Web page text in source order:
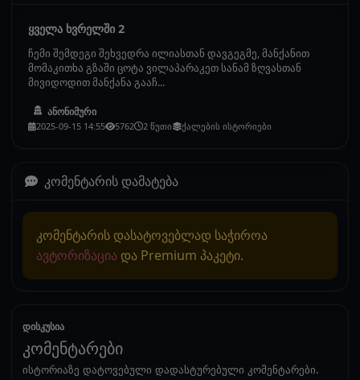
ყველა ხვრელში 2
ჩემი შემდეგი შეხვედრა ილიასთან დავგეგმე, მანქანით
მომაკითხა გზაში ცოტა ვილაპარაკეთ სანამ ზღვასთან
მივიდოდით მანქანა გააჩ...
ანონიმური
2025-09-15 14:55 5762 2 წუთი ქალების ისტორიები
კომენტარის დამატება
კომენტარის დასატოვებლად საჭიროა
ავტორიზაცია და Premium პაკეტი.
დისკუსია
კომენტარები
ისტორიაზე დატოვებული დადასტურებული კომენტარები.